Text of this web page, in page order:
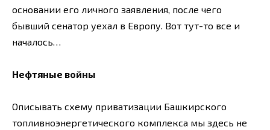
основании его личного заявления, после чего
бывший сенатор уехал в Европу. Вот тут-то все и
началось…
Нефтяные войны
Описывать схему приватизации Башкирского
топливноэнергетического комплекса мы здесь не